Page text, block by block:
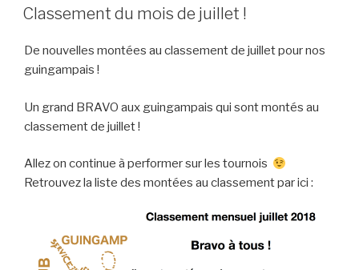
ON
Classement du mois de juillet !
De nouvelles montées au classement de juillet pour nos
guingampais !
Un grand BRAVO aux guingampais qui sont montés au
classement de juillet !
Allez on continue à performer sur les tournois
Retrouvez la liste des montées au classement par ici :